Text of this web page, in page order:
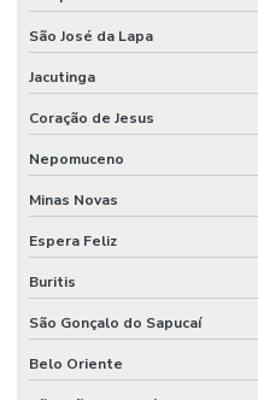
São José da Lapa
Jacutinga
Coração de Jesus
Nepomuceno
Minas Novas
Espera Feliz
Buritis
São Gonçalo do Sapucaí
Belo Oriente